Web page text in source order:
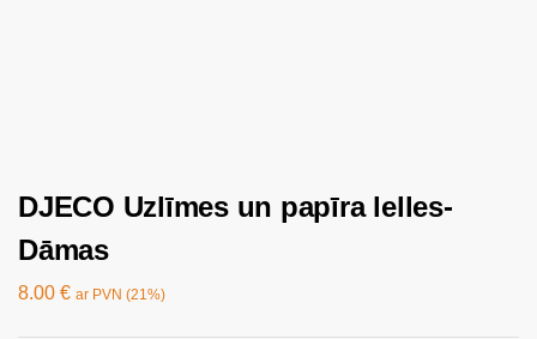
DJECO Uzlīmes un papīra lelles-
Dāmas
8.00 € ar PVN (21%)